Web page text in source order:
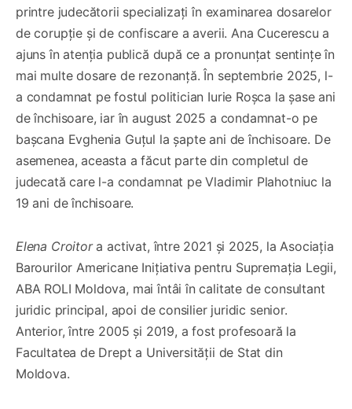
printre judecătorii specializați în examinarea dosarelor
de corupție și de confiscare a averii. Ana Cucerescu a
ajuns în atenția publică după ce a pronunțat sentințe în
mai multe dosare de rezonanță. În septembrie 2025, l-
a condamnat pe fostul politician Iurie Roșca la șase ani
de închisoare, iar în august 2025 a condamnat-o pe
bașcana Evghenia Guțul la șapte ani de închisoare. De
asemenea, aceasta a făcut parte din completul de
judecată care l-a condamnat pe Vladimir Plahotniuc la
19 ani de închisoare.
Elena Croitora activat, între 2021 și 2025, la Asociația
Barourilor Americane Inițiativa pentru Supremația Legii,
ABA ROLI Moldova, mai întâi în calitate de consultant
juridic principal, apoi de consilier juridic senior.
Anterior, între 2005 și 2019, a fost profesoară la
Facultatea de Drept a Universității de Stat din
Moldova.